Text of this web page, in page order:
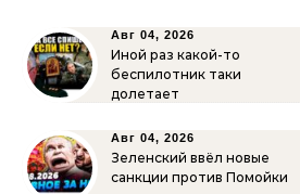
Авг 04, 2026
Иной раз какой-то
беспилотник таки
долетает
Авг 04, 2026
Зеленский ввёл новые
санкции против Помойки